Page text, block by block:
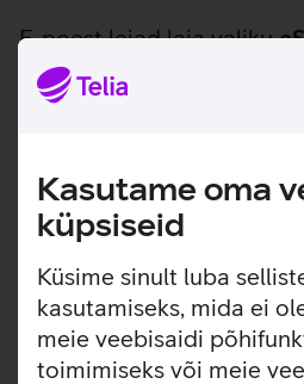
Kasutame oma
küpsiseid
Küsime sinult luba
kasutamiseks, mida ei
meie veebisaidi
toimimiseks või meie
E-poest leiad laia valiku
nutitelefone
Hea teada
KKK